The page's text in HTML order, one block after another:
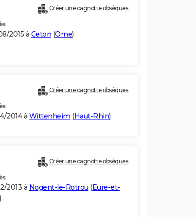
Créer une cagnotte obsèques
2015 à Ceton (Orne)
Créer une cagnotte obsèques
2014 à Wittenheim (Haut-Rhin)
Créer une cagnotte obsèques
2013 à Nogent-le-Rotrou (Eure-et-
)